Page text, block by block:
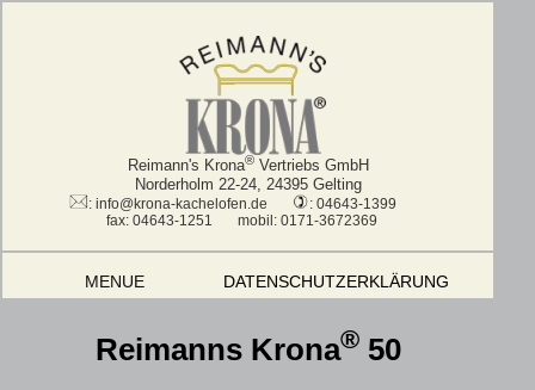
Reimann's Krona®Vertriebs GmbH
Norderholm 22-24, 24395 Gelting
: info@krona-kachelofen.de
: 04643-1399
fax: 04643-1251 mobil: 0171-3672369
MENUE DATENSCHUTZERKLÄRUNG
Reimanns Krona®50